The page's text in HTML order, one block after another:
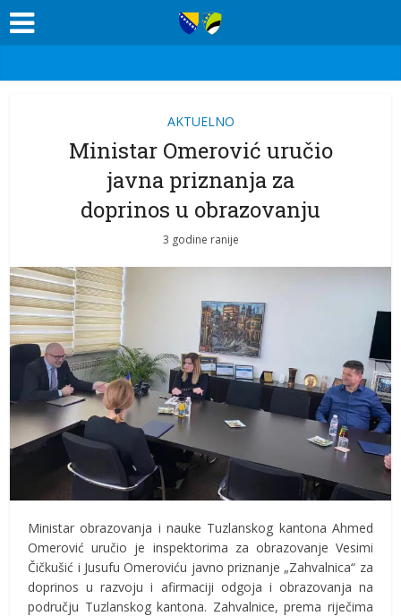
AKTUELNO
Ministar Omerović uručio
javna priznanja za
doprinos u obrazovanju
3 godine ranije
Ministar obrazovanja i nauke Tuzlanskog kantona Ahmed
Omerović uručio je inspektorima za obrazovanje Vesimi
Čičkušić i Jusufu Omeroviću javno priznanje „Zahvalnica“ za
doprinos u razvoju i afirmaciji odgoja i obrazovanja na
području Tuzlanskog kantona. Zahvalnice, prema riječima